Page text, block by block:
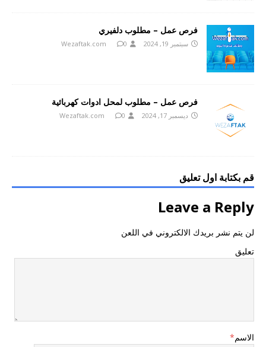
فرص عمل – مطلوب دلفيري
سبتمبر 19, 2024 Wezaftak.com 0
فرص عمل – مطلوب لمحل ادوات كهربائية
ديسمبر 17, 2024 Wezaftak.com 0
قم بكتابة اول تعليق
Leave a Reply
لن يتم نشر بريدك الالكتروني في اللعن
تعليق
الاسم*